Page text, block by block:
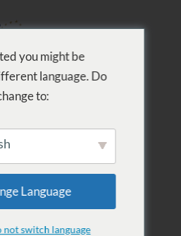
you might be
language. Do
to:
Language
not switch language